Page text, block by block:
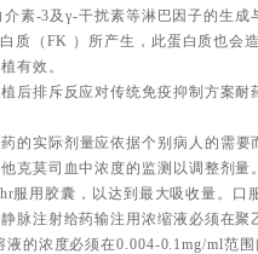
素-3及γ-干扰素等淋巴因子的生成
质（FK ）所产生，此蛋白质也会
有效。
后排斥反应对传统免疫抑制方案耐
的实际剂量应依据个别病人的需要
克莫司血中浓度的监测以调整剂量
服用胶囊，以达到最大吸收量。口
脉注射给药输注用浓缩液必须在聚
的浓度必须在0.004-0.1mg/ml范围